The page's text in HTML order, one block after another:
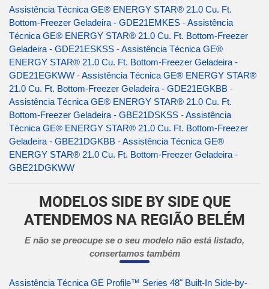
Assistência Técnica GE® ENERGY STAR® 21.0 Cu. Ft.
Bottom-Freezer Geladeira - GDE21EMKES -Assistência
Técnica GE® ENERGY STAR® 21.0 Cu. Ft. Bottom-Freezer
Geladeira - GDE21ESKSS -Assistência Técnica GE®
ENERGY STAR® 21.0 Cu. Ft. Bottom-Freezer Geladeira -
GDE21EGKWW -Assistência Técnica GE® ENERGY STAR®
21.0 Cu. Ft. Bottom-Freezer Geladeira - GDE21EGKBB -
Assistência Técnica GE® ENERGY STAR® 21.0 Cu. Ft.
Bottom-Freezer Geladeira - GBE21DSKSS -Assistência
Técnica GE® ENERGY STAR® 21.0 Cu. Ft. Bottom-Freezer
Geladeira - GBE21DGKBB -Assistência Técnica GE®
ENERGY STAR® 21.0 Cu. Ft. Bottom-Freezer Geladeira -
GBE21DGKWW
MODELOS SIDE BY SIDE QUE
ATENDEMOS NA REGIÃO BELÉM
E não se preocupe se o seu modelo não está listado,
consertamos também
Assistência Técnica GE Profile™ Series 48" Built-In Side-by-